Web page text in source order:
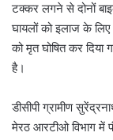
टक्कर लगने से दोनों
घायलों को इलाज के
को मृत घोषित कर
है।
डीसीपी ग्रामीण
मेरठ आरटीओ विभाग